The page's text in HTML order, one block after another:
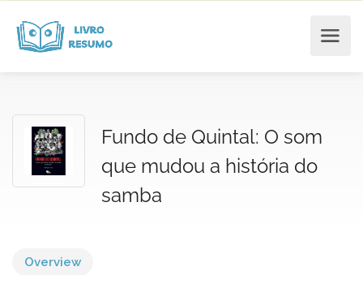
Fundo de Quintal: O som
que mudou a história do
samba
Overview